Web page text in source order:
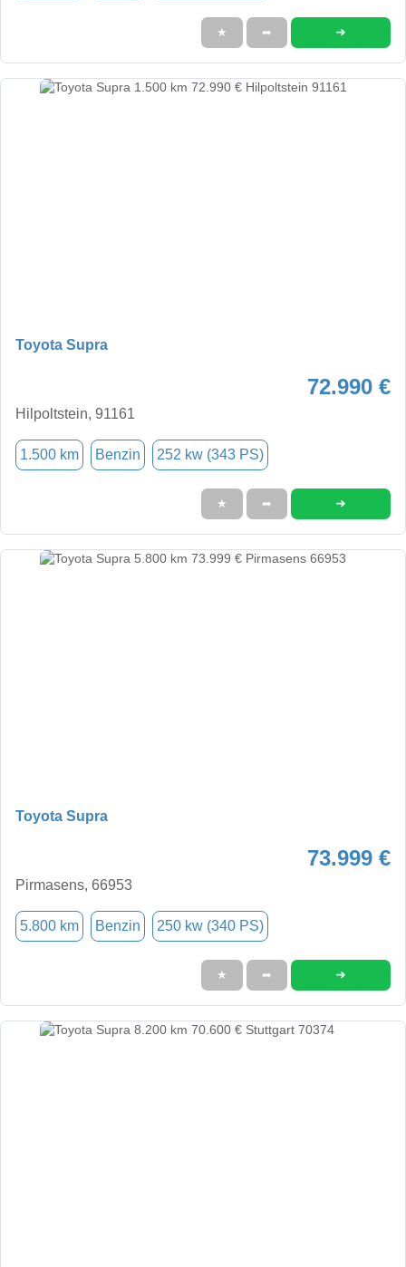
★ ➦ ➜
Toyota Supra
72.990 €
Hilpoltstein, 91161
1.500 km Benzin 252 kw (343 PS)
★ ➦ ➜
Toyota Supra
73.999 €
Pirmasens, 66953
5.800 km Benzin 250 kw (340 PS)
★ ➦ ➜